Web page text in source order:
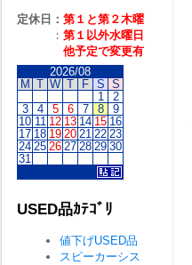
定休日： 第１と第２木曜
： 第１以外水曜日
他予定で変更有
2026/08
M T W T F S S
1
2
3
4 5 6 7 8
9
10 11 12 13 14 15 16
17 18 19 20 21 22 23
24 25 26 27 28 29 30
31
USED品ｶﾃｺﾞﾘ
値下げUSED品
スピーカーシス